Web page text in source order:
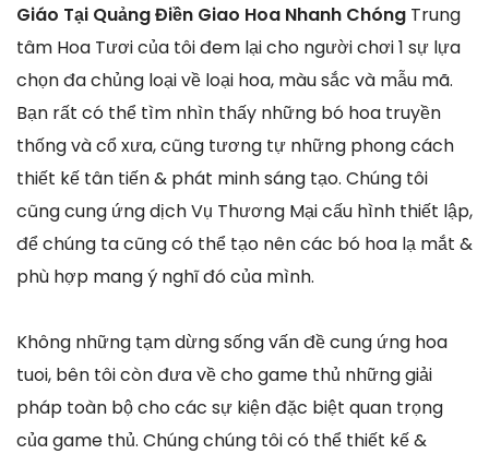
Giáo Tại Quảng Điền Giao Hoa Nhanh Chóng Trung
tâm Hoa Tươi của tôi đem lại cho người chơi 1 sự lựa
chọn đa chủng loại về loại hoa, màu sắc và mẫu mã.
Bạn rất có thể tìm nhìn thấy những bó hoa truyền
thống và cổ xưa, cũng tương tự những phong cách
thiết kế tân tiến & phát minh sáng tạo. Chúng tôi
cũng cung ứng dịch Vụ Thương Mại cấu hình thiết lập,
để chúng ta cũng có thể tạo nên các bó hoa lạ mắt &
phù hợp mang ý nghĩ đó của mình.
Không những tạm dừng sống vấn đề cung ứng hoa
tuoi, bên tôi còn đưa về cho game thủ những giải
pháp toàn bộ cho các sự kiện đặc biệt quan trọng
của game thủ. Chúng chúng tôi có thể thiết kế &